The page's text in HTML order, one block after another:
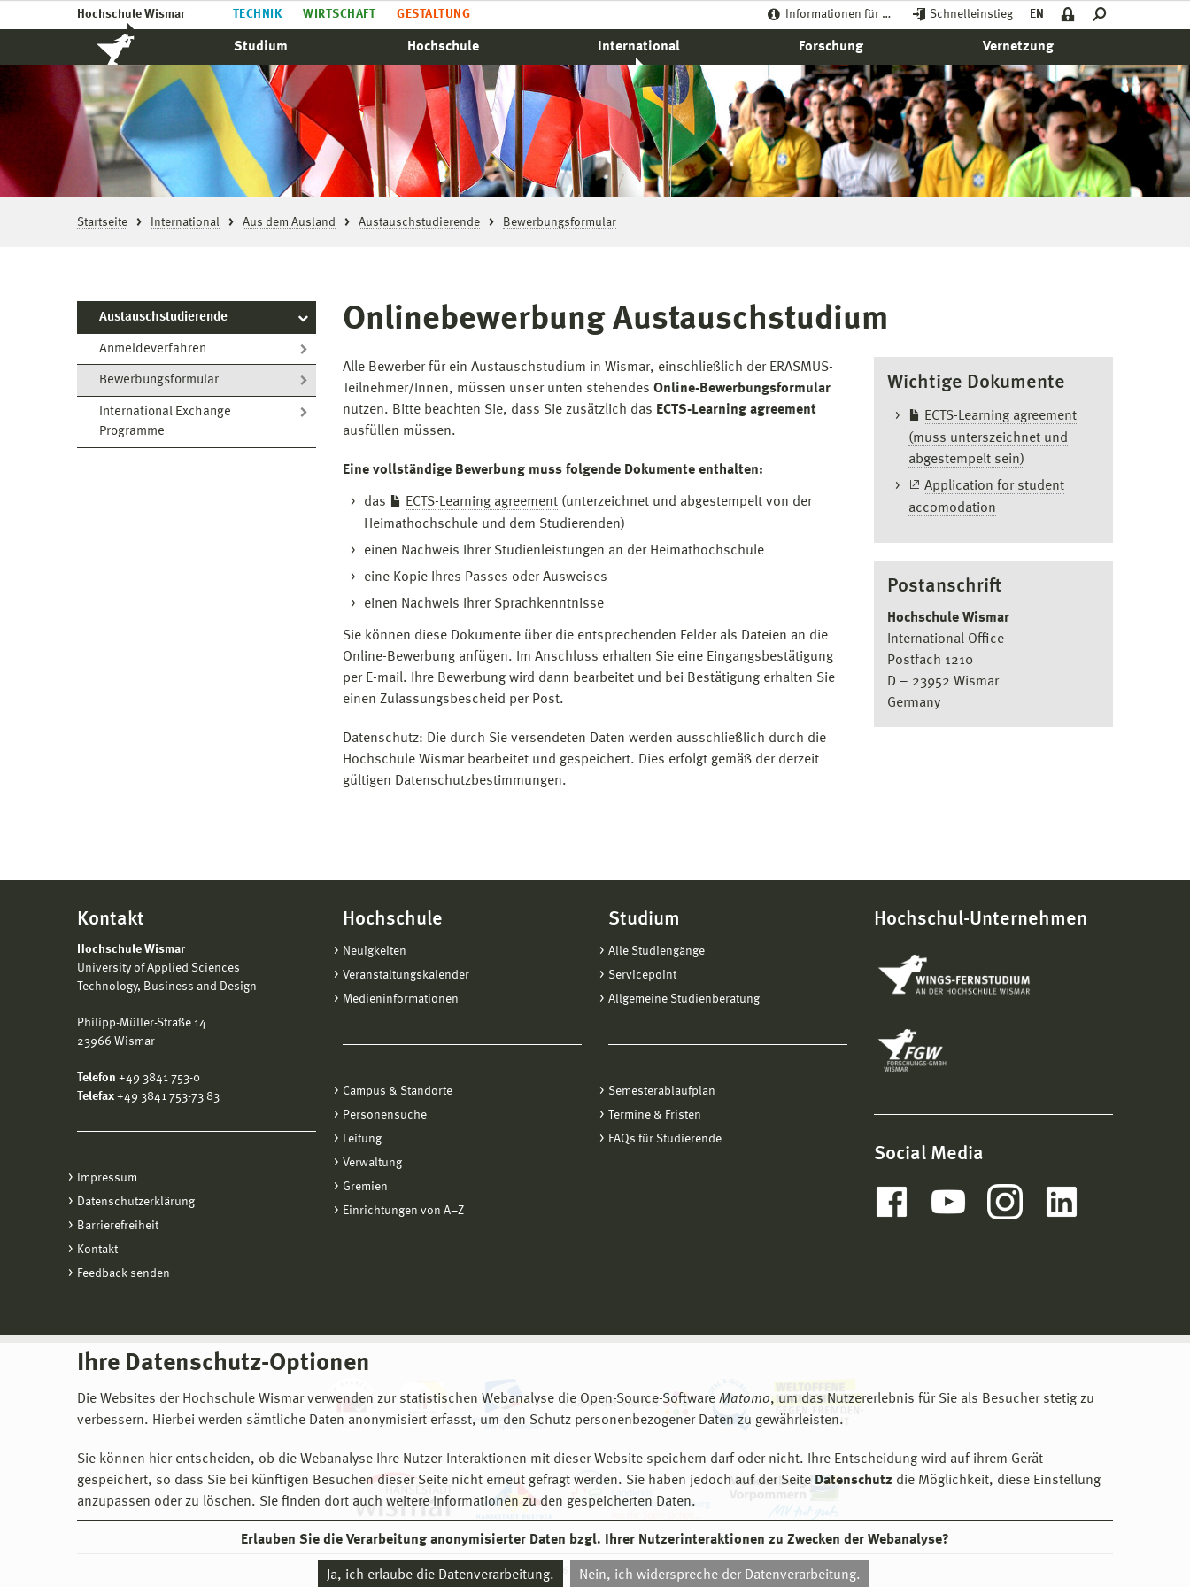
Hochschule Wismar TECHNIK WIRTSCHAFT GESTALTUNG Informationen für … Schnelleinstieg EN
Studium Hochschule International Forschung Vernetzung
Startseite International Aus dem Ausland Austauschstudierende Bewerbungsformular
Austauschstudierende
Anmeldeverfahren
Bewerbungsformular
International Exchange
Programme
Ihre Datenschutz-Optionen
Die Websites der Hochschule Wismar verwenden zur statistischen Webanalyse die Open-Source-Software Matomo, um das Nutzererlebnis für Sie als Besucher stetig zu
verbessern. Hierbei werden sämtliche Daten anonymisiert erfasst, um den Schutz personenbezogener Daten zu gewährleisten.
Sie können hier entscheiden, ob die Webanalyse Ihre Nutzer-Interaktionen mit dieser Website speichern darf oder nicht. Ihre Entscheidung wird auf ihrem Gerät
gespeichert, so dass Sie bei künftigen Besuchen dieser Seite nicht erneut gefragt werden. Sie haben jedoch auf der Seite Datenschutz die Möglichkeit, diese Einstellung
anzupassen oder zu löschen. Sie finden dort auch weitere Informationen zu den gespeicherten Daten.
Erlauben Sie die Verarbeitung anonymisierter Daten bzgl. Ihrer Nutzerinteraktionen zu Zwecken der Webanalyse?
Ja, ich erlaube die Datenverarbeitung. Nein, ich widerspreche der Datenverarbeitung.
Onlinebewerbung Austauschstudium
Alle Bewerber für ein Austauschstudium in Wismar, einschließlich der ERASMUS-
Teilnehmer/Innen, müssen unser unten stehendes Online-Bewerbungsformular
nutzen. Bitte beachten Sie, dass Sie zusätzlich das ECTS-Learning agreement
ausfüllen müssen.
Eine vollständige Bewerbung muss folgende Dokumente enthalten:
das ECTS-Learning agreement (unterzeichnet und abgestempelt von der
Heimathochschule und dem Studierenden)
einen Nachweis Ihrer Studienleistungen an der Heimathochschule
eine Kopie Ihres Passes oder Ausweises
einen Nachweis Ihrer Sprachkenntnisse
Sie können diese Dokumente über die entsprechenden Felder als Dateien an die
Online-Bewerbung anfügen. Im Anschluss erhalten Sie eine Eingangsbestätigung
per E-mail. Ihre Bewerbung wird dann bearbeitet und bei Bestätigung erhalten Sie
einen Zulassungsbescheid per Post.
Datenschutz: Die durch Sie versendeten Daten werden ausschließlich durch die
Hochschule Wismar bearbeitet und gespeichert. Dies erfolgt gemäß der derzeit
gültigen Datenschutzbestimmungen.
Wichtige Dokumente
ECTS-Learning agreement
(muss unterszeichnet und
abgestempelt sein)
Application for student
accomodation
Postanschrift
Hochschule Wismar
International Office
Postfach 1210
D – 23952 Wismar
Germany
Kontakt
Hochschule Wismar
University of Applied Sciences
Technology, Business and Design
Philipp-Müller-Straße 14
23966 Wismar
Telefon +49 3841 753-0
Telefax +49 3841 753-73 83
Impressum
Datenschutzerklärung
Barrierefreiheit
Kontakt
Feedback senden
Hochschule
Neuigkeiten
Veranstaltungskalender
Medieninformationen
Campus & Standorte
Personensuche
Leitung
Verwaltung
Gremien
Einrichtungen von A−Z
Studium
Alle Studiengänge
Servicepoint
Allgemeine Studienberatung
Semesterablaufplan
Termine & Fristen
FAQs für Studierende
Hochschul-Unternehmen
Social Media
© 2026 Hochschule Wismar